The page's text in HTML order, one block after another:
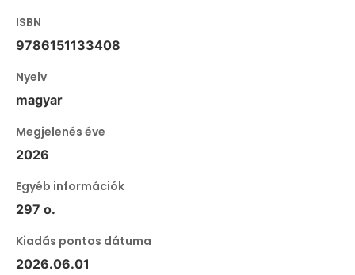
ISBN
9786151133408
Nyelv
magyar
Megjelenés éve
2026
Egyéb információk
297 o.
Kiadás pontos dátuma
2026.06.01